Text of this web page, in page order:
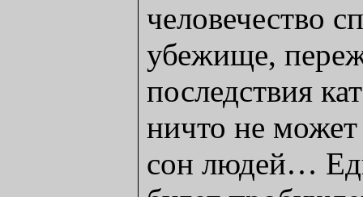
человечество
убежище,
последствия
ничто не
сон людей…